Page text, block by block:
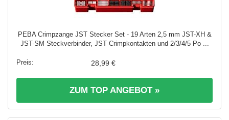
PEBA Crimpzange JST Stecker Set - 19 Arten 2,5 mm JST-XH &
JST-SM Steckverbinder, JST Crimpkontakten und 2/3/4/5 Po ...
28,99 €
ZUM TOP ANGEBOT »